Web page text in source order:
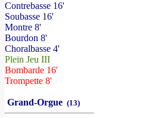
Contrebasse 16'
Soubasse 16'
Montre 8'
Bourdon 8'
Choralbasse 4'
Plein Jeu III
Bombarde 16'
Trompette 8'
Grand-Orgue (13)